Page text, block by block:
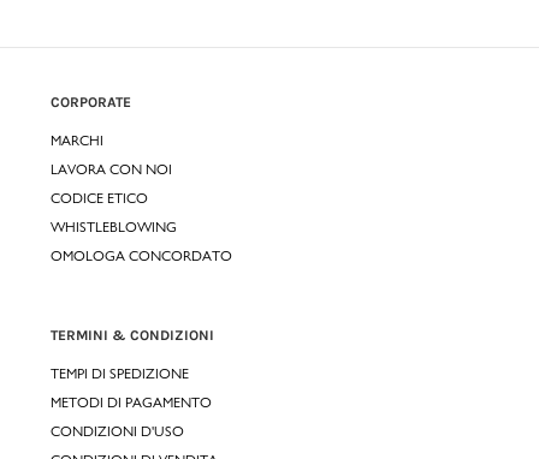
CORPORATE
MARCHI
LAVORA CON NOI
CODICE ETICO
WHISTLEBLOWING
OMOLOGA CONCORDATO
TERMINI & CONDIZIONI
TEMPI DI SPEDIZIONE
METODI DI PAGAMENTO
CONDIZIONI D'USO